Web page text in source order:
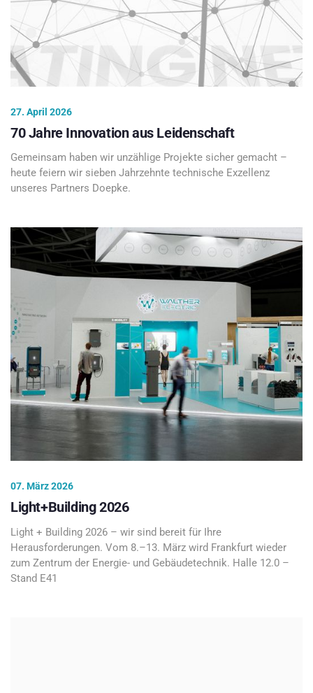
27. April 2026
70 Jahre Innovation aus Leidenschaft
Gemeinsam haben wir unzählige Projekte sicher gemacht –
heute feiern wir sieben Jahrzehnte technische Exzellenz
unseres Partners Doepke.
07. März 2026
Light+Building 2026
Light + Building 2026 – wir sind bereit für Ihre
Herausforderungen. Vom 8.–13. März wird Frankfurt wieder
zum Zentrum der Energie- und Gebäudetechnik. Halle 12.0 –
Stand E41